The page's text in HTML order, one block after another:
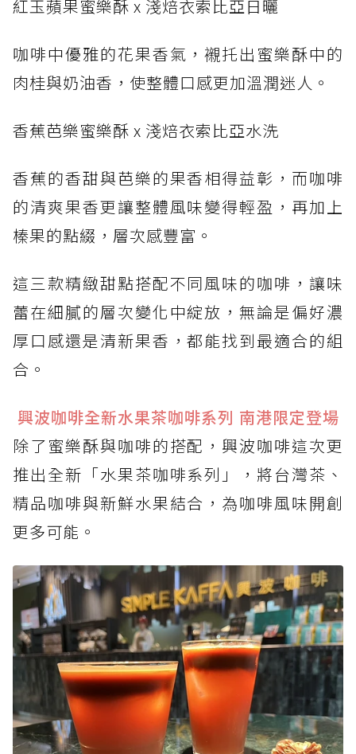
紅玉蘋果蜜樂酥 x 淺焙衣索比亞日曬
咖啡中優雅的花果香氣，襯托出蜜樂酥中的
肉桂與奶油香，使整體口感更加溫潤迷人。
香蕉芭樂蜜樂酥 x 淺焙衣索比亞水洗
香蕉的香甜與芭樂的果香相得益彰，而咖啡
的清爽果香更讓整體風味變得輕盈，再加上
榛果的點綴，層次感豐富。
這三款精緻甜點搭配不同風味的咖啡，讓味
蕾在細膩的層次變化中綻放，無論是偏好濃
厚口感還是清新果香，都能找到最適合的組
合。
興波咖啡全新水果茶咖啡系列 南港限定登場
除了蜜樂酥與咖啡的搭配，興波咖啡這次更
推出全新「水果茶咖啡系列」，將台灣茶、
精品咖啡與新鮮水果結合，為咖啡風味開創
更多可能。